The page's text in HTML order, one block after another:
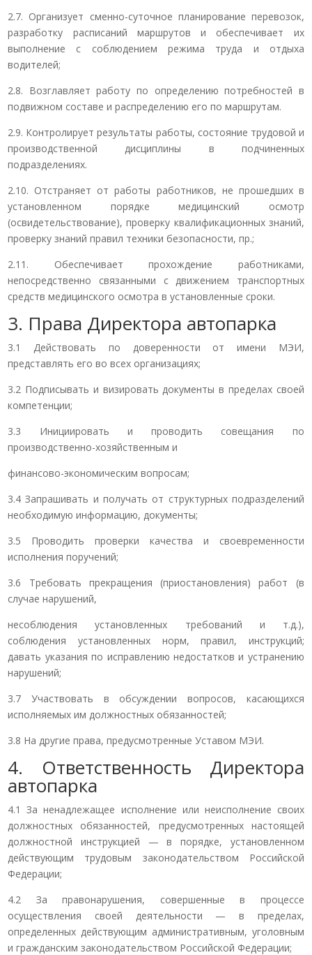
2.7. Организует сменно-суточное планирование перевозок,
разработку расписаний маршрутов и обеспечивает их
выполнение с соблюдением режима труда и отдыха
водителей;
2.8. Возглавляет работу по определению потребностей в
подвижном составе и распределению его по маршрутам.
2.9. Контролирует результаты работы, состояние трудовой и
производственной дисциплины в подчиненных
подразделениях.
2.10. Отстраняет от работы работников, не прошедших в
установленном порядке медицинский осмотр
(освидетельствование), проверку квалификационных знаний,
проверку знаний правил техники безопасности, пр.;
2.11. Обеспечивает прохождение работниками,
непосредственно связанными с движением транспортных
средств медицинского осмотра в установленные сроки.
3. Права Директора автопарка
3.1 Действовать по доверенности от имени МЭИ,
представлять его во всех организациях;
3.2 Подписывать и визировать документы в пределах своей
компетенции;
3.3 Инициировать и проводить совещания по
производственно-хозяйственным и
финансово-экономическим вопросам;
3.4 Запрашивать и получать от структурных подразделений
необходимую информацию, документы;
3.5 Проводить проверки качества и своевременности
исполнения поручений;
3.6 Требовать прекращения (приостановления) работ (в
случае нарушений,
несоблюдения установленных требований и т.д.),
соблюдения установленных норм, правил, инструкций;
давать указания по исправлению недостатков и устранению
нарушений;
3.7 Участвовать в обсуждении вопросов, касающихся
исполняемых им должностных обязанностей;
3.8 На другие права, предусмотренные Уставом МЭИ.
4. Ответственность Директора
автопарка
4.1 За ненадлежащее исполнение или неисполнение своих
должностных обязанностей, предусмотренных настоящей
должностной инструкцией — в порядке, установленном
действующим трудовым законодательством Российской
Федерации;
4.2 За правонарушения, совершенные в процессе
осуществления своей деятельности — в пределах,
определенных действующим административным, уголовным
и гражданским законодательством Российской Федерации;